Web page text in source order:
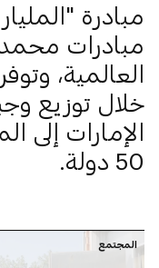
مبادرة
مبادرات
العالمية،
خلال توزيع
الإمارات إلى
50 دولة.
المجتمع